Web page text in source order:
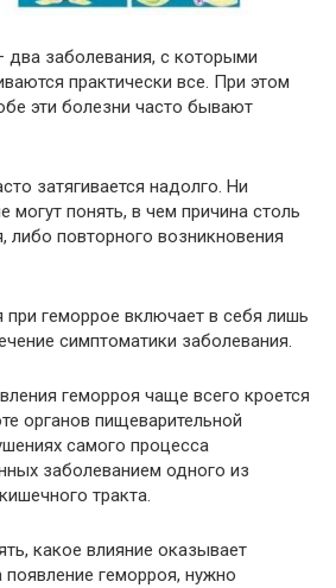
два заболевания, с которыми
практически все. При этом
эти болезни часто бывают
затягивается надолго. Ни
могут понять, в чем причина столь
либо повторного возникновения
при геморрое включает в себя лишь
симптоматики заболевания.
геморроя чаще всего кроется
органов пищеварительной
самого процесса
заболеванием одного из
тракта.
какое влияние оказывает
появление геморроя, нужно